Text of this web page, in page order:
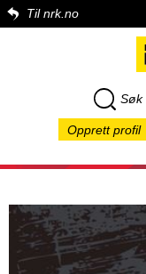
Til nrk.no
Søk
Opprett profil